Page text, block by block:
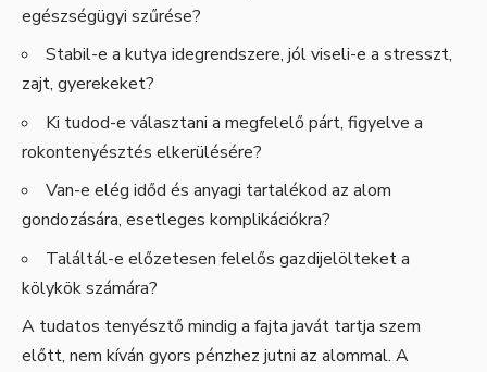
egészségügyi szűrése?
Stabil-e a kutya idegrendszere, jól viseli-e a stresszt,
zajt, gyerekeket?
Ki tudod-e választani a megfelelő párt, figyelve a
rokontenyésztés elkerülésére?
Van-e elég időd és anyagi tartalékod az alom
gondozására, esetleges komplikációkra?
Találtál-e előzetesen felelős gazdijelölteket a
kölykök számára?
A tudatos tenyésztő mindig a fajta javát tartja szem
előtt, nem kíván gyors pénzhez jutni az alommal. A